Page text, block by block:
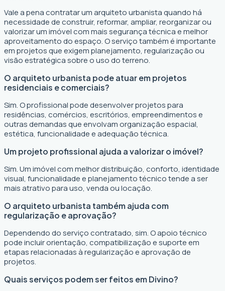
Vale a pena contratar um arquiteto urbanista quando há
necessidade de construir, reformar, ampliar, reorganizar ou
valorizar um imóvel com mais segurança técnica e melhor
aproveitamento do espaço. O serviço também é importante
em projetos que exigem planejamento, regularização ou
visão estratégica sobre o uso do terreno.
O arquiteto urbanista pode atuar em projetos
residenciais e comerciais?
Sim. O profissional pode desenvolver projetos para
residências, comércios, escritórios, empreendimentos e
outras demandas que envolvam organização espacial,
estética, funcionalidade e adequação técnica.
Um projeto profissional ajuda a valorizar o imóvel?
Sim. Um imóvel com melhor distribuição, conforto, identidade
visual, funcionalidade e planejamento técnico tende a ser
mais atrativo para uso, venda ou locação.
O arquiteto urbanista também ajuda com
regularização e aprovação?
Dependendo do serviço contratado, sim. O apoio técnico
pode incluir orientação, compatibilização e suporte em
etapas relacionadas à regularização e aprovação de
projetos.
Quais serviços podem ser feitos em Divino?